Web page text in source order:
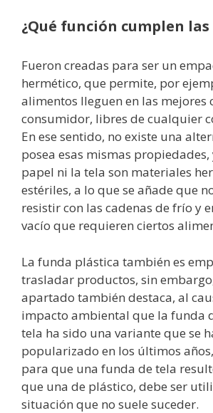
¿Qué función cumplen
Fueron creadas para ser un
hermético, que permite, por
alimentos lleguen en las mejores
consumidor, libres de cualquier
En ese sentido, no existe una
posea esas mismas
papel ni la tela son materiales
estériles, a lo que se añade que
resistir con las cadenas de frío y
vacío que requieren ciertos
La funda plástica también es
trasladar productos, sin
apartado también destaca, al
impacto ambiental que la funda
tela ha sido una variante que se
popularizado en los últimos
para que una funda de tela
que una de plástico, debe ser
situación que no suele suceder.